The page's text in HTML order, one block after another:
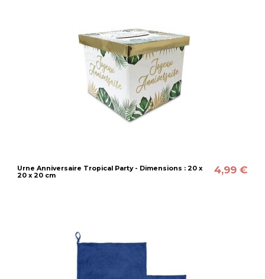
Urne Anniversaire Tropical Party - Dimensions : 20 x
20 x 20 cm
4,99 €